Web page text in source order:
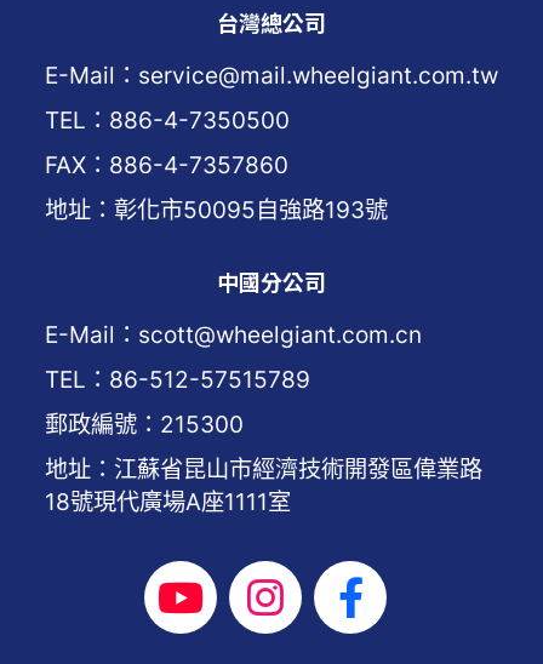
台灣總公司
E-Mail：service@mail.wheelgiant.com.tw
TEL：886-4-7350500
FAX：886-4-7357860
地址：彰化市50095自強路193號
中國分公司
E-Mail：scott@wheelgiant.com.cn
TEL：86-512-57515789
郵政編號：215300
地址：江蘇省昆山市經濟技術開發區偉業路
18號現代廣場A座1111室